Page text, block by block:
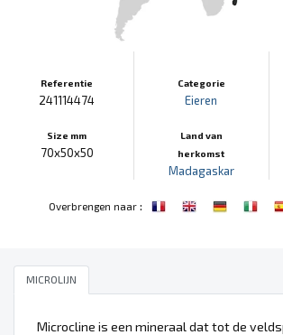
Referentie
241114474
Size mm
70x50x50
Categorie
Eieren
Land van
herkomst
Madagaskar
Overbrengen naar:
MICROLIJN
Microcline is een mineraal dat tot de